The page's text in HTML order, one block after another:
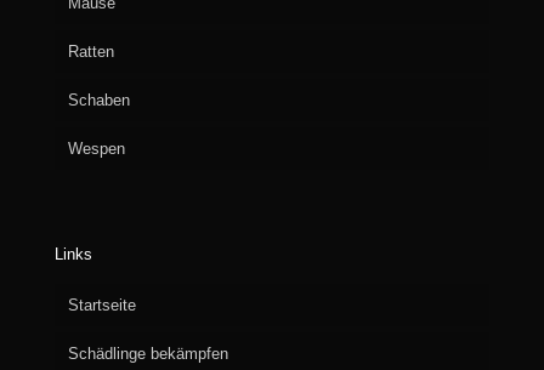
Ratten
Schaben
Wespen
Links
Startseite
Schädlinge bekämpfen